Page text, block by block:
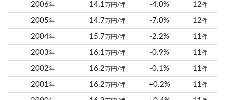
2006年 14.1 万円/坪 -4.0% 12件
2005年 14.7 万円/坪 -7.0% 12件
2004年 15.7 万円/坪 -2.2% 11件
2003年 16.1 万円/坪 -0.9% 11件
2002年 16.2 万円/坪 -0.1% 11件
2001年 16.2 万円/坪 +0.2% 11件